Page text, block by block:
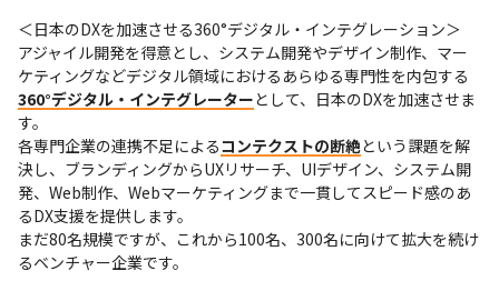
＜日本のDXを加速させる360°デジタル・インテグレーション＞
アジャイル開発を得意とし、システム開発やデザイン制作、マー
ケティングなどデジタル領域におけるあらゆる専門性を内包する
360°デジタル・インテグレーターとして、日本のDXを加速させま
す。
各専門企業の連携不足によるコンテクストの断絶という課題を解
決し、ブランディングからUXリサーチ、UIデザイン、システム開
発、Web制作、Webマーケティングまで一貫してスピード感のあ
るDX支援を提供します。
まだ80名規模ですが、これから100名、300名に向けて拡大を続け
るベンチャー企業です。